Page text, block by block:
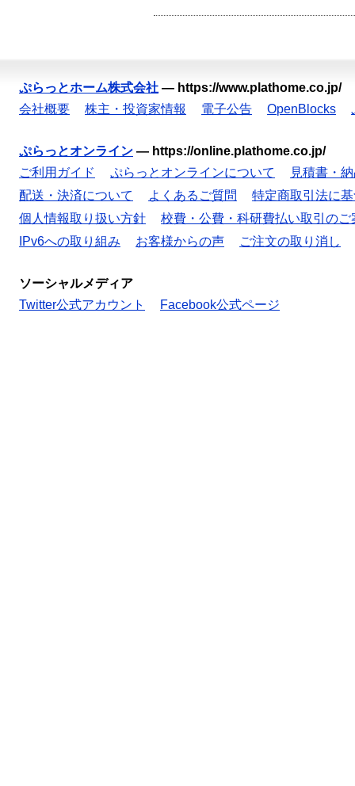
ぷらっとホーム株式会社 — https://www.plathome.co.jp/
会社概要
株主・投資家情報 電子公告 OpenBlocks
ぷらっとオンライン — https://online.plathome.co.jp/
ご利用ガイド
ぷらっとオンラインについて
見積書・
配送・決済について
よくあるご質問
特定商取引法に
個人情報取り扱い方針
校費・公費・科研費払い取引のご
IPv6への取り組み
お客様からの声 ご注文の取り消し
ソーシャルメディア
Twitter公式アカウント
Facebook公式ページ